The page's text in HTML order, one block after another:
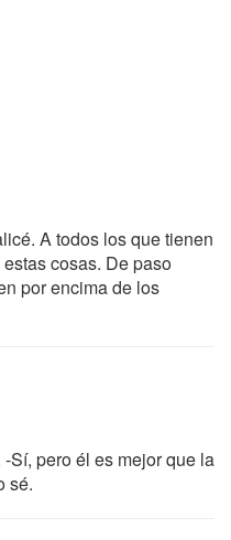
A todos los que tienen
cosas. De paso
por encima de los
Sí, pero él es mejor que la
sé.